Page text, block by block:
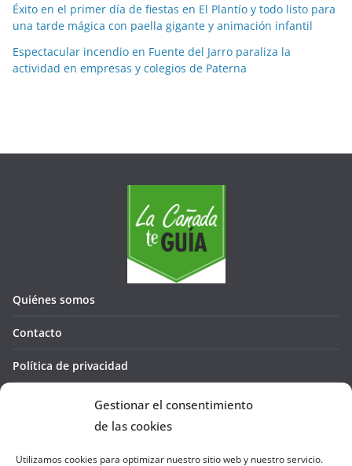
Gestionar el consentimiento
de las cookies
Utilizamos cookies para optimizar nuestro sitio web y nuestro servicio.
Éxito en el primer día de fiestas en El Plantío y todo listo para
una tarde mágica con paella gigante y animación infantil
Espectacular incendio en Fuente del Jarro paraliza la
actividad en empresas y colegios de Paterna
Quiénes somos
Contacto
Política de privacidad
Política de cookies (UE)